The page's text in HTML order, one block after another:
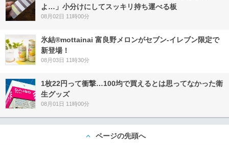
よ…」小分けにしてスッキリ持ち運べる板
08月02日 11時00分
氷結®mottainai 富良野メロンがセブン‐イレブン限定で
新登場！
08月03日 11時30分
1枚22円って衝撃…100均で買えるとは思ってなかった衛
生グッズ
08月01日 11時00分
ページの先頭へ